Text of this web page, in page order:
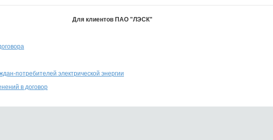
Для клиентов ПАО "ЛЭСК"
потребителей электрической энергии
в договор